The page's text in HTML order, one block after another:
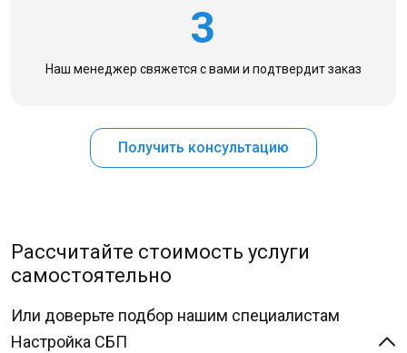
3
Наш менеджер свяжется с вами и подтвердит заказ
Получить консультацию
Рассчитайте стоимость услуги
самостоятельно
Или доверьте подбор нашим специалистам
Настройка СБП